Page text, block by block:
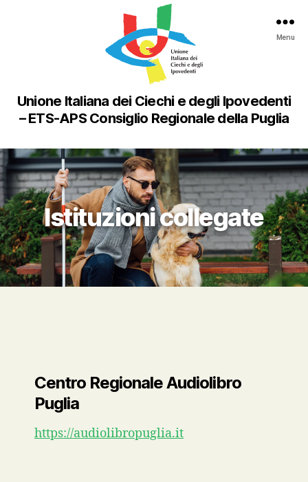
Unione Italiana dei Ciechi e degli Ipovedenti
– ETS-APS Consiglio Regionale della Puglia
Menu
Istituzioni collegate
Centro Regionale Audiolibro
Puglia
https://audiolibropuglia.it